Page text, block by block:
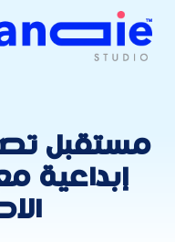
مستقبل
إبداعية